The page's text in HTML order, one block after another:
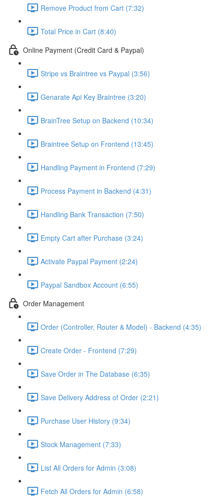
Remove Product from Cart (7:32)
Total Price in Cart (8:40)
Online Payment (Credit Card & Paypal)
Stripe vs Braintree vs Paypal (3:56)
Genarate Api Key Braintree (3:20)
BrainTree Setup on Backend (10:34)
Braintree Setup on Frontend (13:45)
Handling Payment in Frontend (7:29)
Process Payment in Backend (4:31)
Handling Bank Transaction (7:50)
Empty Cart after Purchase (3:24)
Activate Paypal Payment (2:24)
Paypal Sandbox Account (6:55)
Order Management
Order (Controller, Router & Model) - Backend (4:35)
Create Order - Frontend (7:29)
Save Order in The Database (6:35)
Save Delivery Address of Order (2:21)
Purchase User History (9:34)
Stock Management (7:33)
List All Orders for Admin (3:08)
Fetch All Orders for Admin (6:58)